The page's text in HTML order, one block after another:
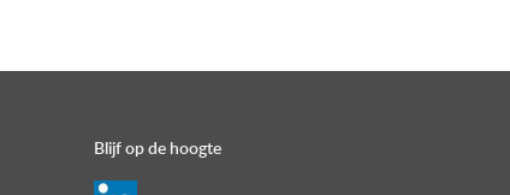
Blijf op de hoogte